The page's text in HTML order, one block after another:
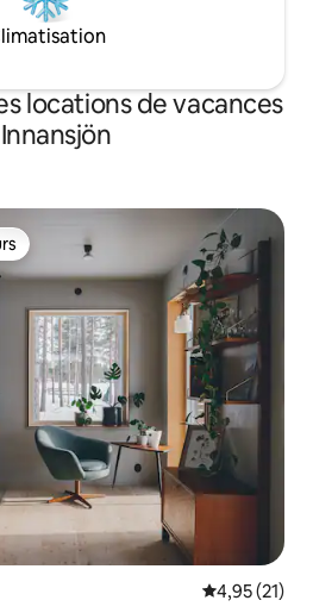
locations de vacances
Note
4,95 (21)